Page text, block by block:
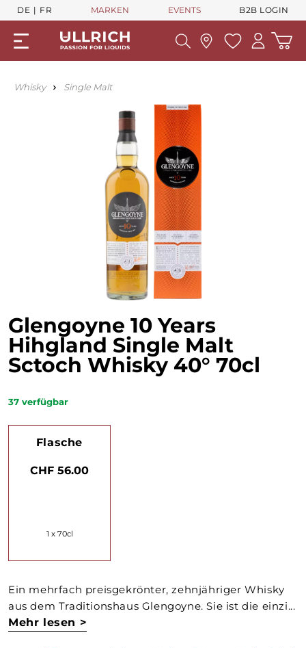
DE FR MARKEN EVENTS B2B LOGIN
Whisky Single Malt
Glengoyne 10 Years
Hihgland Single Malt
Sctoch Whisky 40° 70cl
37 verfügbar
Flasche
CHF 56.00
1 x 70cl
Ein mehrfach preisgekrönter, zehnjähriger Whisky
aus dem Traditionshaus Glengoyne. Sie ist die einzi...
Mehr lesen >